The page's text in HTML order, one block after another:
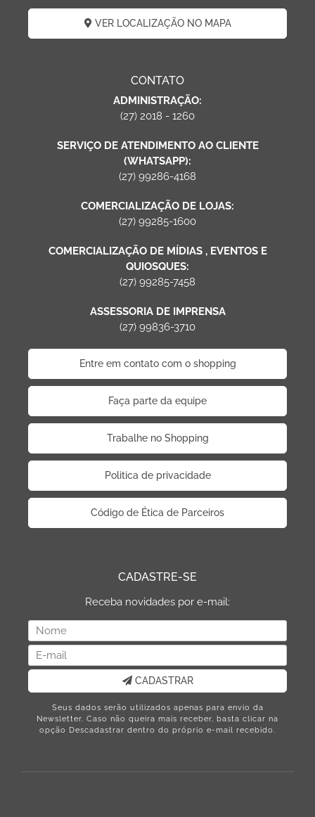
VER LOCALIZAÇÃO NO MAPA
CONTATO
ADMINISTRAÇÃO:
(27) 2018 - 1260
SERVIÇO DE ATENDIMENTO AO CLIENTE
(WHATSAPP):
(27) 99286-4168
COMERCIALIZAÇÃO DE LOJAS:
(27) 99285-1600
COMERCIALIZAÇÃO DE MÍDIAS , EVENTOS E
QUIOSQUES:
(27) 99285-7458
ASSESSORIA DE IMPRENSA
(27) 99836-3710
Entre em contato com o shopping
Faça parte da equipe
Trabalhe no Shopping
Politica de privacidade
Código de Ética de Parceiros
CADASTRE-SE
Receba novidades por e-mail:
CADASTRAR
Seus dados serão utilizados apenas para envio da
Newsletter. Caso não queira mais receber, basta clicar na
opção Descadastrar dentro do próprio e-mail recebido.